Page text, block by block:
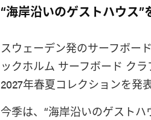
“海岸沿いのゲストハウス”
スウェーデン発のサーフボー
ックホルム サーフボード ク
2027年春夏コレクションを発
今季は、“海岸沿いのゲスト